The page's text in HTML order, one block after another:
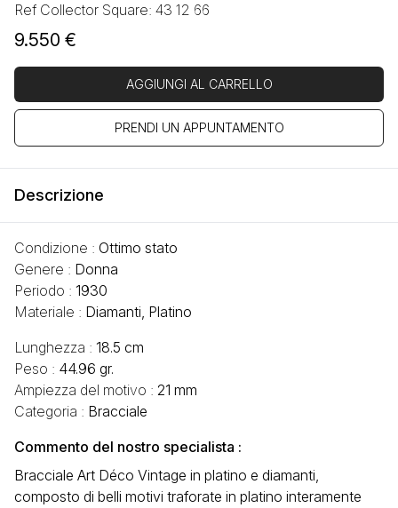
Ref Collector Square: 43 12 66
9.550 €
AGGIUNGI AL CARRELLO
PRENDI UN APPUNTAMENTO
Descrizione
Condizione : Ottimo stato
Genere : Donna
Periodo : 1930
Materiale : Diamanti, Platino
Lunghezza : 18.5 cm
Peso : 44.96 gr.
Ampiezza del motivo : 21 mm
Categoria : Bracciale
Commento del nostro specialista :
Bracciale Art Déco Vintage in platino e diamanti,
composto di belli motivi traforate in platino interamente